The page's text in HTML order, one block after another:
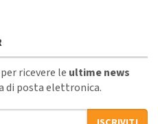
ricevere le ultime news
di posta elettronica.